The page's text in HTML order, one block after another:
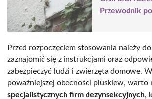
Przewodnik
Przed rozpoczęciem stosowania należy
zaznajomić się z instrukcjami oraz
zabezpieczyć ludzi i zwierzęta domowe.
poważniejszej obecności pluskiew, warto
specjalistycznych firm dezynsekcyjnych,